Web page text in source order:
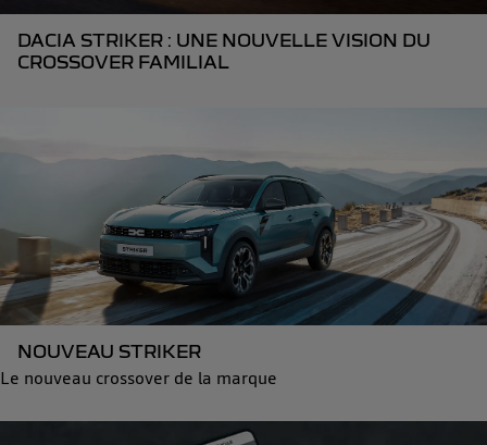
DACIA STRIKER : UNE NOUVELLE VISION DU
CROSSOVER FAMILIAL
NOUVEAU STRIKER
Le nouveau crossover de la marque